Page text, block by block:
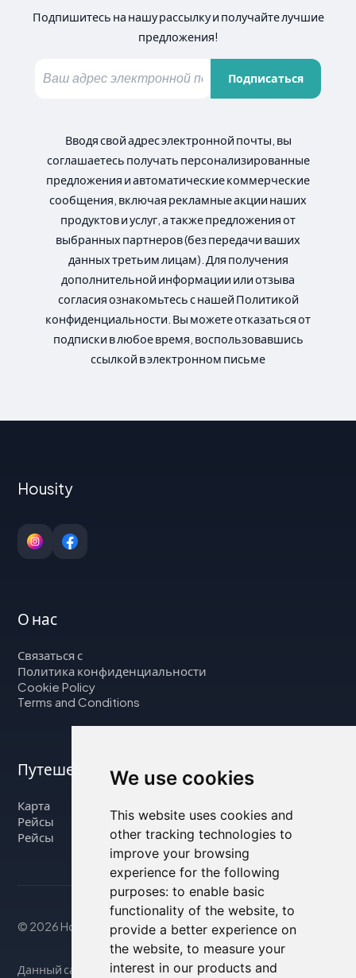
We use cookies
This website uses cookies and
other tracking technologies to
improve your browsing
experience for the following
purposes: to enable basic
functionality of the website, to
provide a better experience on
the website, to measure your
interest in our products and
Подпишитесь на нашу рассылку и получайте лучшие
предложения!
Подписаться
Вводя свой адрес электронной почты, вы
соглашаетесь получать персонализированные
предложения и автоматические коммерческие
сообщения, включая рекламные акции наших
продуктов и услуг, а также предложения от
выбранных партнеров (без передачи ваших
данных третьим лицам). Для получения
дополнительной информации или отзыва
согласия ознакомьтесь с нашей Политикой
конфиденциальности. Вы можете отказаться от
подписки в любое время, воспользовавшись
ссылкой в электронном письме
Housity
О нас
Связаться с
Политика конфиденциальности
Cookie Policy
Terms and Conditions
Путешествуйте с нами
Карта
Рейсы
Рейсы
© 2026 Housity.net
Данный сайт предоставляет информацию